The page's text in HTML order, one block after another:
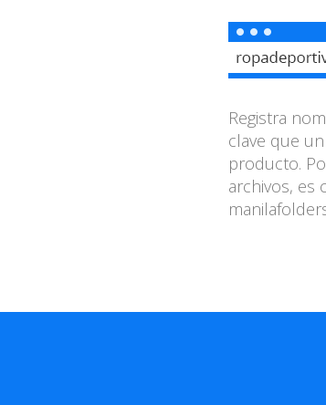
Registra
clave que
producto.
archivos, es